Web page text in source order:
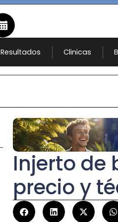
Resultados Clinicas
Injerto de
precio y